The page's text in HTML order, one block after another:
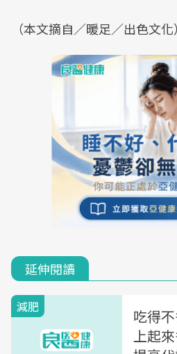
（本文摘自／暖足／出色文化）
延伸閱讀
減肥
吃得
上起